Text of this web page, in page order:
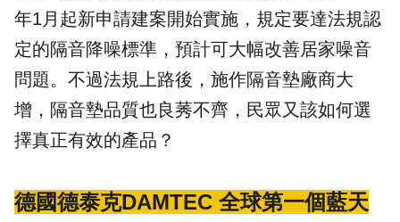
年1月起新申請建案開始實施，規定要達法規認
定的隔音降噪標準，預計可大幅改善居家噪音
問題。不過法規上路後，施作隔音墊廠商大
增，隔音墊品質也良莠不齊，民眾又該如何選
擇真正有效的產品？
德國德泰克DAMTEC 全球第一個藍天